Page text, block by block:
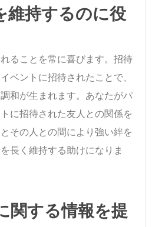
維持するのに役
ることを常に喜びます。招待
ベントに招待されたことで、
和が生まれます。あなたがパ
に招待された友人との関係を
その人との間により強い絆を
長く維持する助けになりま
関する情報を提